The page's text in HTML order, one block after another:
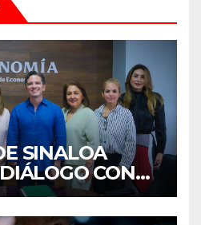
SINALOA
CON
DE